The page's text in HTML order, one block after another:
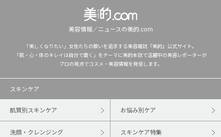
美容情報／ニュースの美的.com
「美しくなりたい」女性たちの願いを追求する美容雑誌『美的』公式サイト。
「肌・心・体のキレイは自分で磨く」をテーマに美的本誌で活躍中の美容レポーターが
プロの視点でコスメ・美容情報を発信します。
スキンケア
肌質別スキンケア お悩み別ケア
洗顔・クレンジング スキンケア特集